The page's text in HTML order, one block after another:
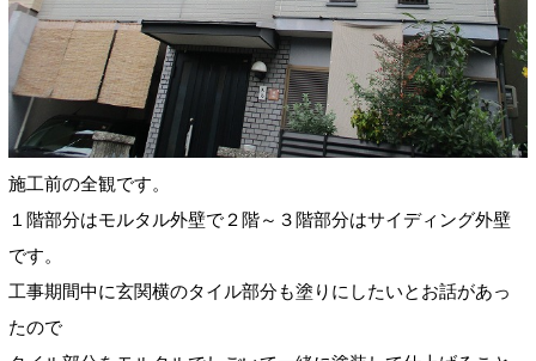
施工前の全観です。
１階部分はモルタル外壁で２階～３階部分はサイディング外壁
です。
工事期間中に玄関横のタイル部分も塗りにしたいとお話があっ
たので